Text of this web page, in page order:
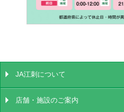
JA江刺について
店舗・施設のご案内